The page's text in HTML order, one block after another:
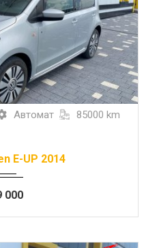
Автомат 85000 km
E-UP 2014
000